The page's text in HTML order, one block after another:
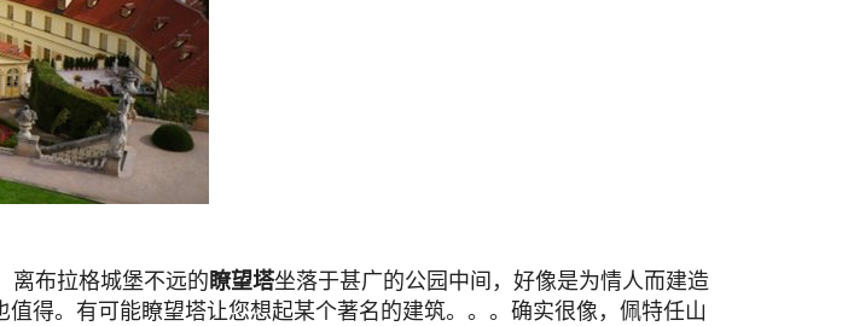
离布拉格城堡不远的瞭望塔坐落于甚广的公园中间，好像是为情人而建造
得。有可能瞭望塔让您想起某个著名的建筑。。。确实很像，佩特任山